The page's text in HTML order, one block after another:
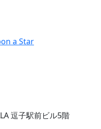
逗子駅前ビル5階